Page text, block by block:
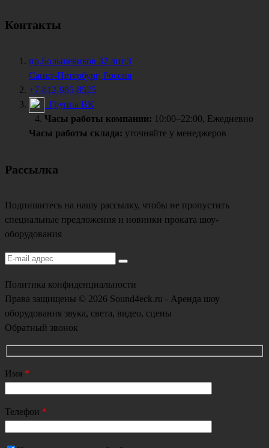
Контакты
пр.Большевиков 32 лит.З
Санкт-Петербург, Россия
+7-812-985-8525
Группа ВК
Часы работы компании: 10:00–22:00, Ежедневно
Часы работы склада: уточняйте у менеджеров
Рассылка
Подпишитесь на нашу рассылку, чтобы не пропустить
специальные предложения и новинки проката шоу-
оборудования
Политика конфиденциальности
Права защищены © 2026 Sound4eck.ru - Аренда шоу
оборудования звука, света, видео, сцены
Обратный звонок
Имя *
Телефон *